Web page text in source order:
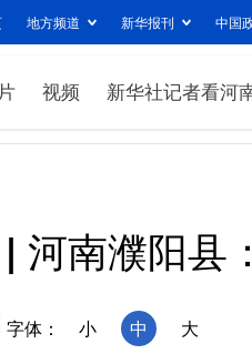
地方频道 新华报刊 中国
视频 新华社记者看河
河南濮阳县
字体： 小 中 大